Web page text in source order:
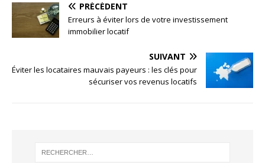
PRÉCÉDENT
Erreurs à éviter lors de votre investissement
immobilier locatif
SUIVANT
Éviter les locataires mauvais payeurs : les clés pour
sécuriser vos revenus locatifs